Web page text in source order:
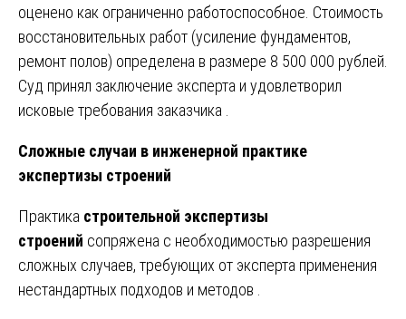
оценено как ограниченно работоспособное. Стоимость
восстановительных работ (усиление фундаментов,
ремонт полов) определена в размере 8 500 000 рублей.
Суд принял заключение эксперта и удовлетворил
исковые требования заказчика .
Сложные случаи в инженерной практике
экспертизы строений
Практика строительной экспертизы
строений сопряжена с необходимостью разрешения
сложных случаев, требующих от эксперта применения
нестандартных подходов и методов .